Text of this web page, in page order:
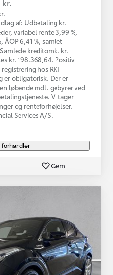
af: Udbetaling kr.
variabel rente 3,99 %,
ÅOP 6,41 %, samlet
kreditomk. kr.
kr. 198.368,64. Positiv
hos RKI
er obligatorisk. Der er
løbende mdl. gebyrer ved
Vi tager
og renteforhøjelser.
Services A/S.
Gem